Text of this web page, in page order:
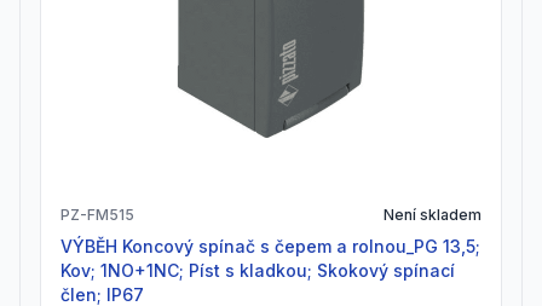
PZ-FM515 Není skladem
VÝBĚH Koncový spínač s čepem a rolnou_PG 13,5;
Kov; 1NO+1NC; Píst s kladkou; Skokový spínací
člen; IP67